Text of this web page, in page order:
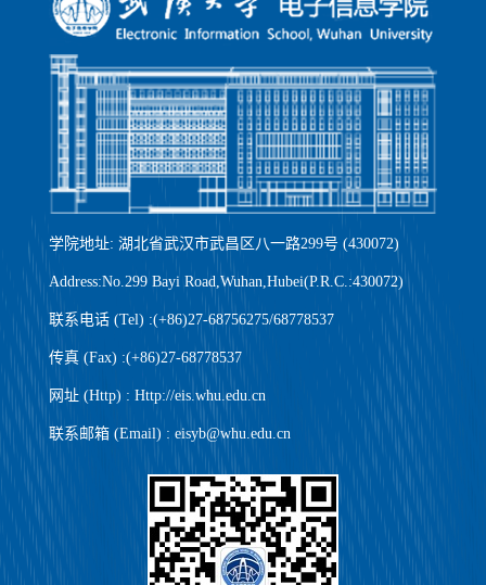
学院地址: 湖北省武汉市武昌区八一路299号 (430072)
Address:No.299 Bayi Road,Wuhan,Hubei(P.R.C.:430072)
联系电话 (Tel) :(+86)27-68756275/68778537
传真 (Fax) :(+86)27-68778537
网址 (Http) : Http://eis.whu.edu.cn
联系邮箱 (Email) : eisyb@whu.edu.cn